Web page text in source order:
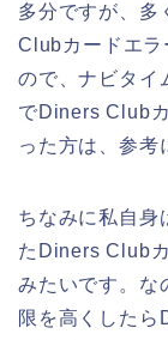
多分ですが、多
Clubカードエラ
ので、ナビタイ
でDiners Club
った方は、参考
ちなみに私自身
たDiners Club
みたいです。な
限を高くした